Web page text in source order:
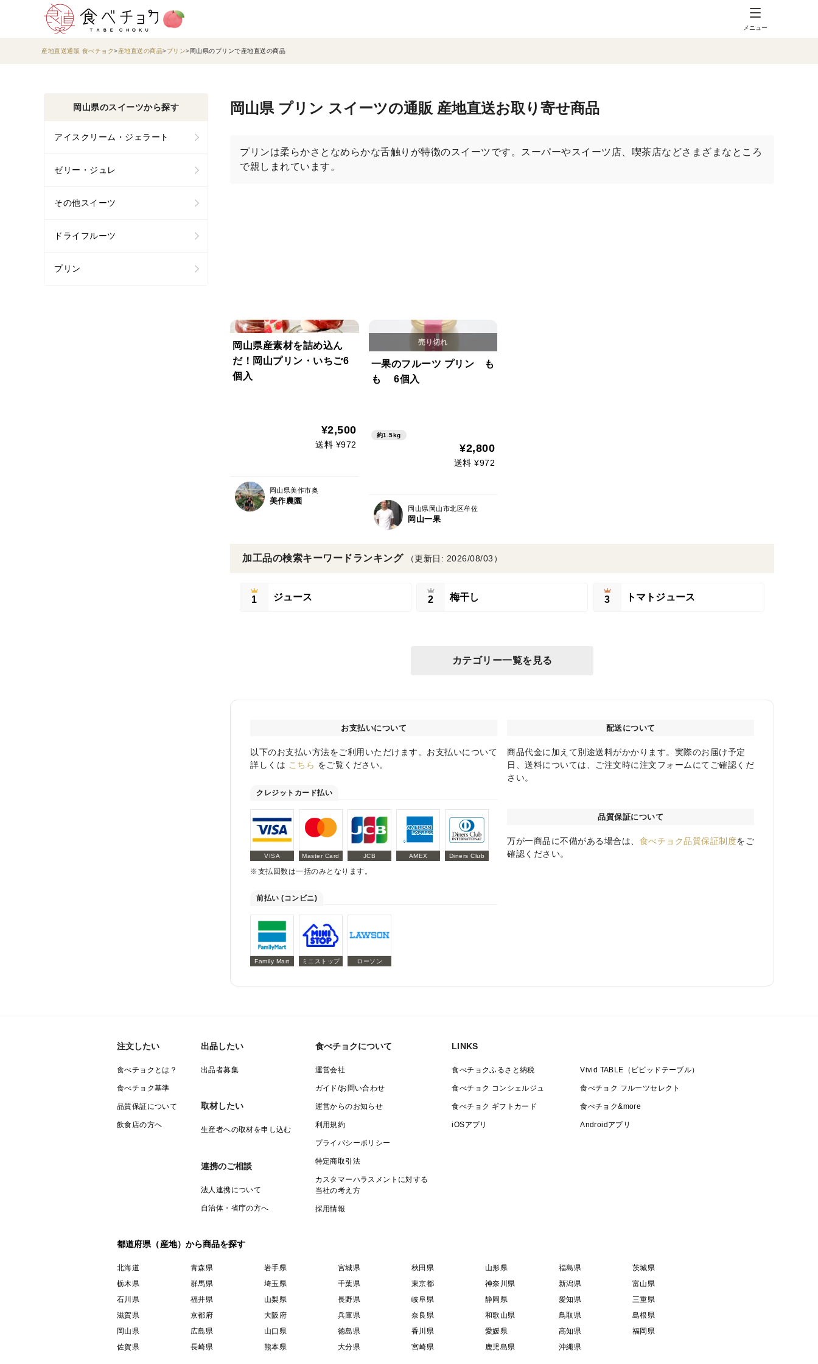
メニュー
産地直送通販 食べチョク 産地直送の商品 プリン 岡山県のプリンで産地直送の商品
岡山県 プリン スイーツの通販 産地直送お取り寄せ商品
プリンは柔らかさとなめらかな舌触りが特徴のスイーツです。スーパーやスイーツ店、喫茶店などさまざまなところ
で親しまれています。
岡山県産素材を詰め込ん
だ！岡山プリン・いちご6
個入
¥2,500
送料 ¥972
岡山県美作市奥
美作農園
一果のフルーツ プリン も
も 6個入
約1.5kg
¥2,800
送料 ¥972
岡山県岡山市北区牟佐
岡山一果
加工品の検索キーワードランキング （更新日: 2026/08/03）
1 ジュース 2 梅干し 3 トマトジュース
カテゴリー一覧を見る
お支払いについて
以下のお支払い方法をご利用いただけます。お支払いについて
詳しくは こちら をご覧ください。
クレジットカード払い
VISA Master Card JCB AMEX Diners Club
※支払回数は一括のみとなります。
前払い (コンビニ)
Family Mart ミニストップ ローソン
配送について
商品代金に加えて別途送料がかかります。実際のお届け予定
日、送料については、ご注文時に注文フォームにてご確認くだ
さい。
品質保証について
万が一商品に不備がある場合は、 食べチョク品質保証制度をご
確認ください。
岡山県のスイーツから探す
アイスクリーム・ジェラート
ゼリー・ジュレ
その他スイーツ
ドライフルーツ
プリン
注文したい
食べチョクとは？
食べチョク基準
品質保証について
飲食店の方へ
出品したい
出品者募集
取材したい
生産者への取材を申し込む
連携のご相談
法人連携について
自治体・省庁の方へ
食べチョクについて
運営会社
ガイド/お問い合わせ
運営からのお知らせ
利用規約
プライバシーポリシー
特定商取引法
カスタマーハラスメントに対する
当社の考え方
採用情報
LINKS
食べチョクふるさと納税 Vivid TABLE（ビビッドテーブル）
食べチョク コンシェルジュ 食べチョク フルーツセレクト
食べチョク ギフトカード 食べチョク&more
iOSアプリ Androidアプリ
都道府県（産地）から商品を探す
北海道 青森県 岩手県 宮城県 秋田県 山形県 福島県
茨城県
栃木県
群馬県 埼玉県 千葉県 東京都 神奈川県 新潟県
富山県
石川県
福井県 山梨県 長野県 岐阜県 静岡県 愛知県
三重県
滋賀県
京都府 大阪府 兵庫県 奈良県 和歌山県 鳥取県
島根県
岡山県
広島県 山口県 徳島県 香川県 愛媛県 高知県
福岡県
佐賀県
長崎県 熊本県 大分県 宮崎県 鹿児島県 沖縄県